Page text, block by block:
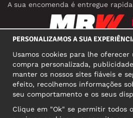
A sua encomenda é entregue
MORADA
Narva mnt 5, EE-
PERSONALIZAMOS A SUA
Usamos cookies para lhe
compra personalizada,
manter os nossos sites fiáveis e
efeito, recolhemos informações
seu comportamento e os seus
Clique em "Ok" se permitir todos